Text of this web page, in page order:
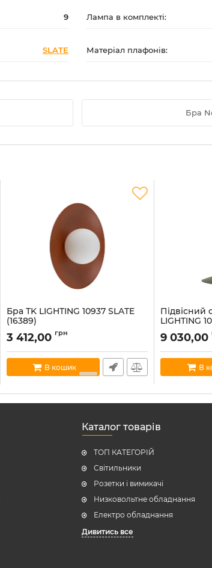
9 Лампа в комплекті:
SLATE Матеріал плафонів:
Бра
Бра TK LIGHTING 10937 SLATE
(16389)
Артикул:tk-lighting-10937
В наявності:9
3 412,00 грн
В кошик
Підвісний
LIGHTING
Артикул:
tk-
В наявності:3
9 030,00
В
Каталог товарів
ТОП КАТЕГОРІЙ
Світильники
Розетки і вимикачі
Низковольтне обладнання
Електро обладнання
Дивитись все